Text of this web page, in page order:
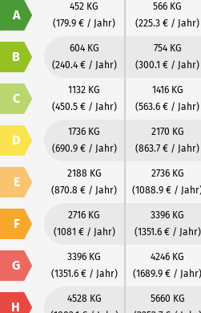
A
452 KG
(179.9 € / Jahr)
566 KG
(225.3 € / Jahr)
B
604 KG
(240.4 € / Jahr)
754 KG
(300.1 € / Jahr)
C
1132 KG
(450.5 € / Jahr)
1416 KG
(563.6 € / Jahr)
D
1736 KG
(690.9 € / Jahr)
2170 KG
(863.7 € / Jahr)
E
2188 KG
(870.8 € / Jahr)
2736 KG
(1088.9 € /
F
2716 KG
(1081 € / Jahr)
3396 KG
(1351.6 € / Jahr)
G
3396 KG
(1351.6 € / Jahr)
4246 KG
(1689.9 € / Jahr)
H
4528 KG
5660 KG